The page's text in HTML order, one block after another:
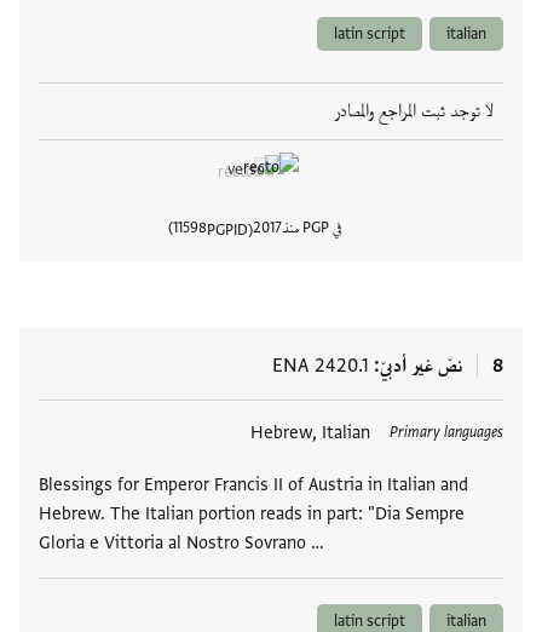
italian
latin script
لا توجد ثبت المراجع والمصادر
في PGP منذ 2017
PGPID
11598
8 نصّ غير أدبيّ ENA 2420.1
Primary languages
Hebrew, Italian
Blessings for Emperor Francis II of Austria in Italian and
Hebrew. The Italian portion reads in part: "Dia Sempre
Gloria e Vittoria al Nostro Sovrano …
العلامات
italian
latin script